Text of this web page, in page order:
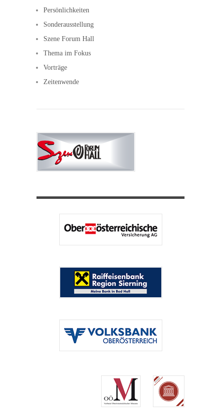
Persönlichkeiten
Sonderausstellung
Szene Forum Hall
Thema im Fokus
Vorträge
Zeitenwende